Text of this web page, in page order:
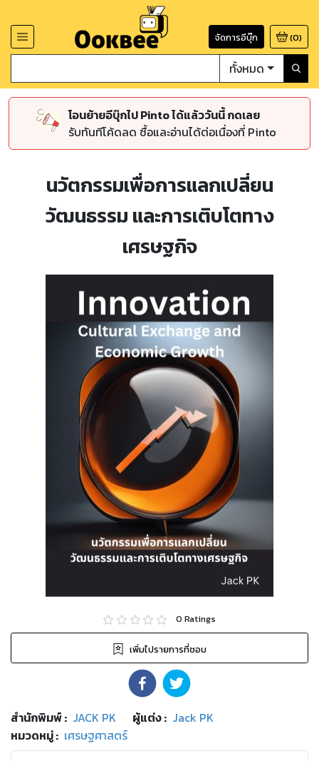
จัดการอีบุ๊ก (0)
ทั้งหมด
โอนย้ายอีบุ๊กไป Pinto ได้แล้ววันนี้ กดเลย
รับทันทีโค้ดลด ซื้อและอ่านได้ต่อเนื่องที่ Pinto
นวัตกรรมเพื่อการแลกเปลี่ยน
วัฒนธรรม และการเติบโตทาง
เศรษฐกิจ
0 Ratings
เพิ่มไปรายการที่ชอบ
สำนักพิมพ์: JACK PK ผู้แต่ง : Jack PK
หมวดหมู่: เศรษฐศาสตร์